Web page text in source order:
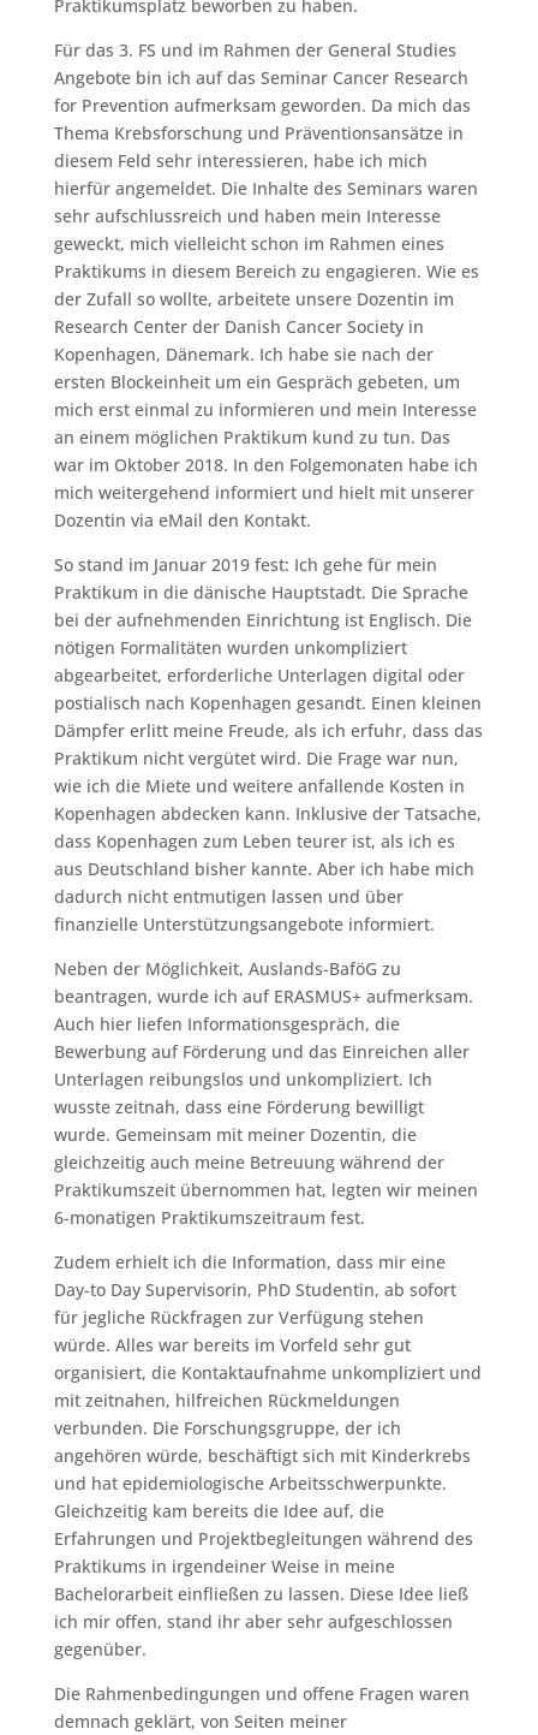
Praktikumsplatz beworben zu haben.
Für das 3. FS und im Rahmen der General Studies
Angebote bin ich auf das Seminar Cancer Research
for Prevention aufmerksam geworden. Da mich das
Thema Krebsforschung und Präventionsansätze in
diesem Feld sehr interessieren, habe ich mich
hierfür angemeldet. Die Inhalte des Seminars waren
sehr aufschlussreich und haben mein Interesse
geweckt, mich vielleicht schon im Rahmen eines
Praktikums in diesem Bereich zu engagieren. Wie es
der Zufall so wollte, arbeitete unsere Dozentin im
Research Center der Danish Cancer Society in
Kopenhagen, Dänemark. Ich habe sie nach der
ersten Blockeinheit um ein Gespräch gebeten, um
mich erst einmal zu informieren und mein Interesse
an einem möglichen Praktikum kund zu tun. Das
war im Oktober 2018. In den Folgemonaten habe ich
mich weitergehend informiert und hielt mit unserer
Dozentin via eMail den Kontakt.
So stand im Januar 2019 fest: Ich gehe für mein
Praktikum in die dänische Hauptstadt. Die Sprache
bei der aufnehmenden Einrichtung ist Englisch. Die
nötigen Formalitäten wurden unkompliziert
abgearbeitet, erforderliche Unterlagen digital oder
postialisch nach Kopenhagen gesandt. Einen kleinen
Dämpfer erlitt meine Freude, als ich erfuhr, dass das
Praktikum nicht vergütet wird. Die Frage war nun,
wie ich die Miete und weitere anfallende Kosten in
Kopenhagen abdecken kann. Inklusive der Tatsache,
dass Kopenhagen zum Leben teurer ist, als ich es
aus Deutschland bisher kannte. Aber ich habe mich
dadurch nicht entmutigen lassen und über
finanzielle Unterstützungsangebote informiert.
Neben der Möglichkeit, Auslands-BaföG zu
beantragen, wurde ich auf ERASMUS+ aufmerksam.
Auch hier liefen Informationsgespräch, die
Bewerbung auf Förderung und das Einreichen aller
Unterlagen reibungslos und unkompliziert. Ich
wusste zeitnah, dass eine Förderung bewilligt
wurde. Gemeinsam mit meiner Dozentin, die
gleichzeitig auch meine Betreuung während der
Praktikumszeit übernommen hat, legten wir meinen
6-monatigen Praktikumszeitraum fest.
Zudem erhielt ich die Information, dass mir eine
Day-to Day Supervisorin, PhD Studentin, ab sofort
für jegliche Rückfragen zur Verfügung stehen
würde. Alles war bereits im Vorfeld sehr gut
organisiert, die Kontaktaufnahme unkompliziert und
mit zeitnahen, hilfreichen Rückmeldungen
verbunden. Die Forschungsgruppe, der ich
angehören würde, beschäftigt sich mit Kinderkrebs
und hat epidemiologische Arbeitsschwerpunkte.
Gleichzeitig kam bereits die Idee auf, die
Erfahrungen und Projektbegleitungen während des
Praktikums in irgendeiner Weise in meine
Bachelorarbeit einfließen zu lassen. Diese Idee ließ
ich mir offen, stand ihr aber sehr aufgeschlossen
gegenüber.
Die Rahmenbedingungen und offene Fragen waren
demnach geklärt, von Seiten meiner